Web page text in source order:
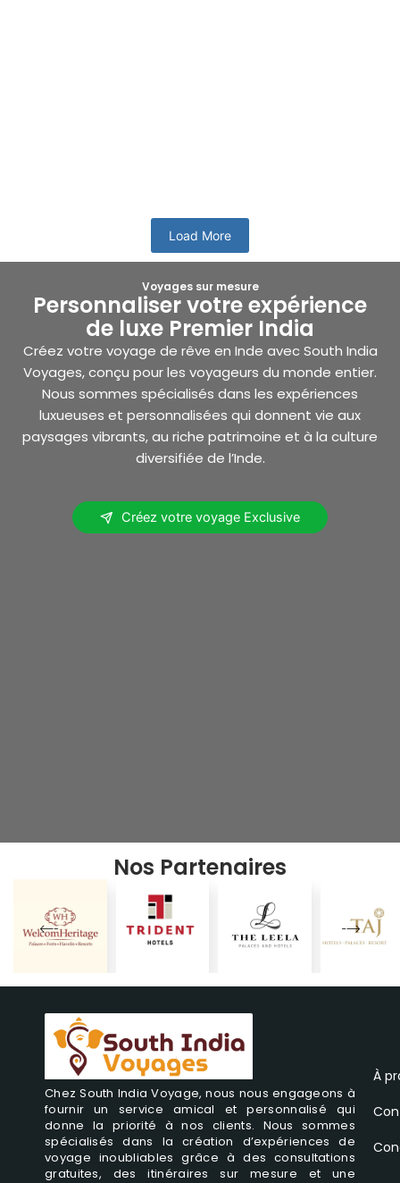
Load More
Voyages sur mesure
Personnaliser votre expérience
de luxe Premier India
Créez votre voyage de rêve en Inde avec South India
Voyages, conçu pour les voyageurs du monde entier.
Nous sommes spécialisés dans les expériences
luxueuses et personnalisées qui donnent vie aux
paysages vibrants, au riche patrimoine et à la culture
diversifiée de l’Inde.
Créez votre voyage Exclusive
Nos Partenaires
Chez South India Voyage, nous nous engageons à
fournir un service amical et personnalisé qui
donne la priorité à nos clients. Nous sommes
spécialisés dans la création d’expériences de
voyage inoubliables grâce à des consultations
gratuites, des itinéraires sur mesure et une
À